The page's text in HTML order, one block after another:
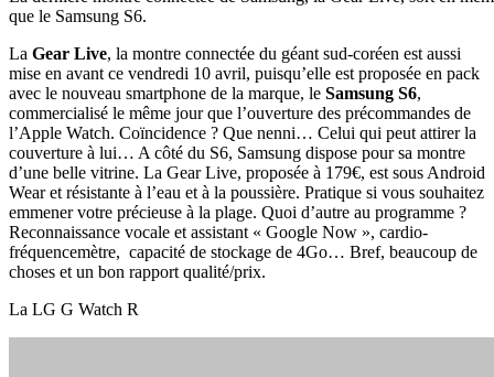
que le Samsung S6.
La Gear Live, la montre connectée du géant sud-coréen est aussi
mise en avant ce vendredi 10 avril, puisqu’elle est proposée en pack
avec le nouveau smartphone de la marque, le Samsung S6,
commercialisé le même jour que l’ouverture des précommandes de
l’Apple Watch. Coïncidence ? Que nenni… Celui qui peut attirer la
couverture à lui… A côté du S6, Samsung dispose pour sa montre
d’une belle vitrine. La Gear Live, proposée à 179€, est sous Android
Wear et résistante à l’eau et à la poussière. Pratique si vous souhaitez
emmener votre précieuse à la plage. Quoi d’autre au programme ?
Reconnaissance vocale et assistant « Google Now », cardio-
fréquencemètre, capacité de stockage de 4Go… Bref, beaucoup de
choses et un bon rapport qualité/prix.
La LG G Watch R